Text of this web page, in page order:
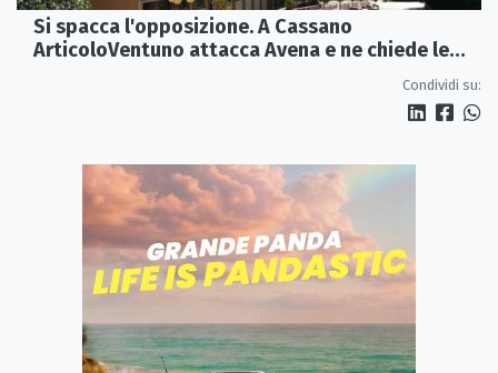
Si spacca l'opposizione. A Cassano
ArticoloVentuno attacca Avena e ne chiede le
Condividi su: